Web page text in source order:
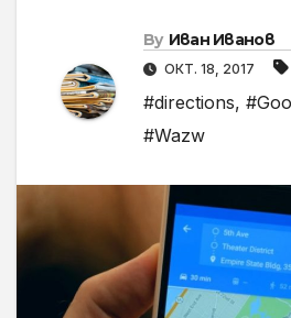
By Иван Иванов
ОКТ. 18, 2017
#directions,
#Wazw